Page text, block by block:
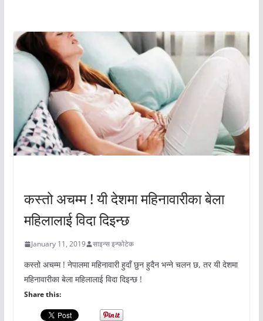
कस्तो अचम्म ! यी देशमा महिनावारीका बेला
महिलालाई विदा दिइन्छ
January 11, 2019 साइन्स इन्फोटेक
कस्तो अचम्म ! नेपालमा महिनावारी हुदाँ छुन हुदैन भन्ने चलन छ, तर यी देशमा
महिनावारीका बेला महिलालाई विदा दिइन्छ !
Share this: